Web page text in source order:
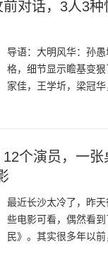
对话，3人3种
导语：大明风华：孙
格，细节显示瞻基变
家佳，王学圻，梁冠华
张艺兴友情客串的62
个演员，一张
最近长沙太冷了，昨
些电影可看，偶然看
民》。其实很多年以
影，知道这部电影是